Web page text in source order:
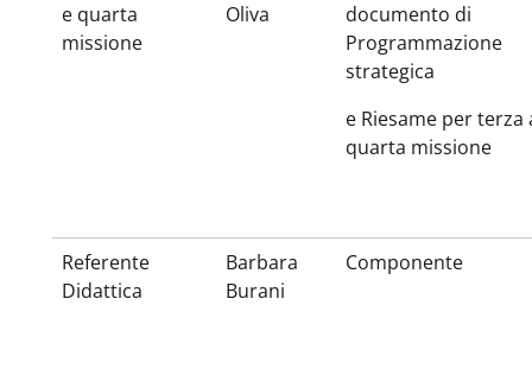
e quarta
missione
Oliva
documento di
Programmazione
strategica
e Riesame per terza
quarta missione
Referente
Didattica
Barbara
Burani
Componente